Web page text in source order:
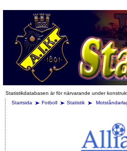
Statistikdatabasen är för närvarande under
Startsida
Fotboll Statistik